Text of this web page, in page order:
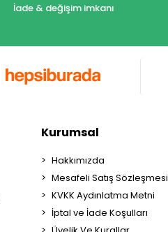
İade & değişim imkanı
Kurumsal
Hakkımızda
Mesafeli Satış Sözleşmesi
KVKK Aydınlatma Metni
İptal ve İade Koşulları